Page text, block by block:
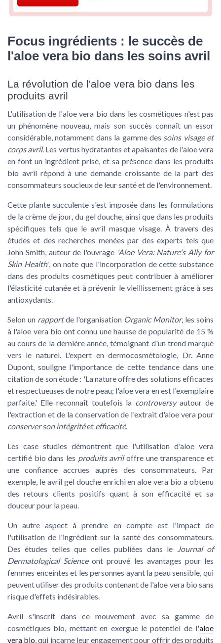
Focus ingrédients : le succès de
l'aloe vera bio dans les soins avril
La révolution de l'aloe vera bio dans les
produits avril
L'utilisation de l'aloe vera bio dans les cosmétiques n'est pas
un phénomène nouveau, mais son succès connaît un essor
considérable, notamment dans la gamme des soins visage et
corps avril. Les vertus hydratantes et apaisantes de l'aloe vera
en font un ingrédient prisé, et sa présence dans les produits
bio avril répond à une demande croissante de la part des
consommateurs soucieux de leur santé et de l'environnement.
Cette plante succulente s'est imposée dans les formulations
de lacrème de jour , du gel douche , ainsi que dans les produits
spécifiques tels que leavril masque visage. À travers des
études et des recherches menées par des experts tels que
John Smith, auteur de l'ouvrage 'Aloe Vera: Nature's Ally for
Skin Health', on note que l'incorporation de cette substance
dans des produits cosmétiques peut contribuer à améliorer
l'élasticité cutanée et à prévenir le vieillissement grâce à ses
antioxydants.
Selon un rapportde l'organisation Organic Monitor, les soins
à l'aloe vera bio ont connu une hausse de popularité de 15 %
au cours de la dernière année, témoignant d'un trendmarqué
vers le naturel. L'expert en dermocosmétologie, Dr. Anne
Dupont, souligne l'importance de cette tendance dans une
citation de son étude : 'La nature offre des solutions efficaces
et respectueuses de notre peau; l'aloe vera en est l'exemplaire
parfaite.' Elle reconnaît toutefois la controversyautour de
l'extraction et de la conservation de l'extrait d'aloe vera pour
conserver son intégritéet efficacité.
Les case studies démontrent que l'utilisation d'aloe vera
certifié bio dans les produits avriloffre une transparence et
une confiance accrues auprès des consommateurs. Par
exemple, le avril gel doucheenrichi en aloe vera bio a obtenu
des retours clients positifs quant à son efficacité et sa
douceur pour la peau.
Un autre aspect à prendre en compte est l'impact de
l'utilisation de l'ingrédient sur la santé des consommateurs.
Des études telles que celles publiées dans le
Journal of
Dermatological Scienceont prouvé les avantages pour les
femmes enceintes et lespersonnes ayant la peau sensible , qui
peuvent utiliser des produits contenant de l'aloe vera bio sans
risqued'effets indésirables.
Avril s'inscrit dans ce mouvement avec sa gamme de
cosmétiques bio, mettant en exergue le potentiel de l'aloe
vera bio , qui incarne leur engagement pour offrir des produits